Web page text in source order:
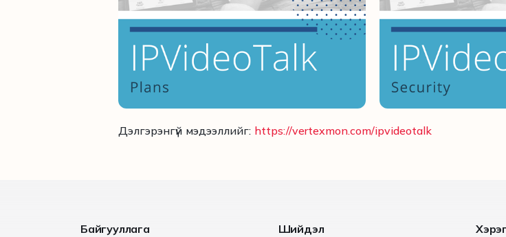
Дэлгэрэнгүй мэдээллийг: https://vertexmon.com/ipvideotalk
Байгууллага Шийдэл